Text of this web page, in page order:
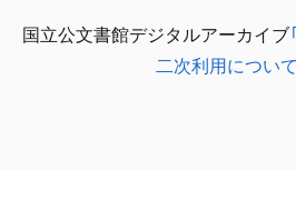
国立公文書館デジタルアーカイブ
二次利用について